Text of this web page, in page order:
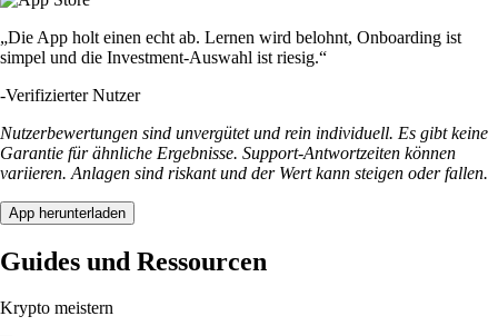
„Die App holt einen echt ab. Lernen wird belohnt, Onboarding ist
simpel und die Investment-Auswahl ist riesig.“
-Verifizierter Nutzer
Nutzerbewertungen sind unvergütet und rein individuell. Es gibt keine
Garantie für ähnliche Ergebnisse. Support-Antwortzeiten können
variieren. Anlagen sind riskant und der Wert kann steigen oder fallen.
App herunterladen
Guides und Ressourcen
Krypto meistern